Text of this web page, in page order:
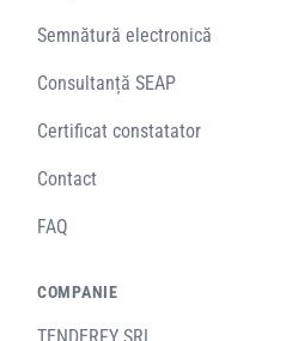
Semnătură electronică
Consultanță SEAP
Certificat constatator
Contact
FAQ
COMPANIE